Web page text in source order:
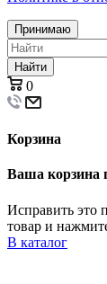
Принимаю
Найти
0
Корзина
Ваша корзина
Исправить это
товар и
В каталог